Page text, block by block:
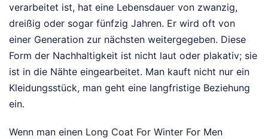
verarbeitet ist, hat eine Lebensdauer von zwanzig,
dreißig oder sogar fünfzig Jahren. Er wird oft von
einer Generation zur nächsten weitergegeben. Diese
Form der Nachhaltigkeit ist nicht laut oder plakativ; sie
ist in die Nähte eingearbeitet. Man kauft nicht nur ein
Kleidungsstück, man geht eine langfristige Beziehung
ein.
Wenn man einen Long Coat For Winter For Men